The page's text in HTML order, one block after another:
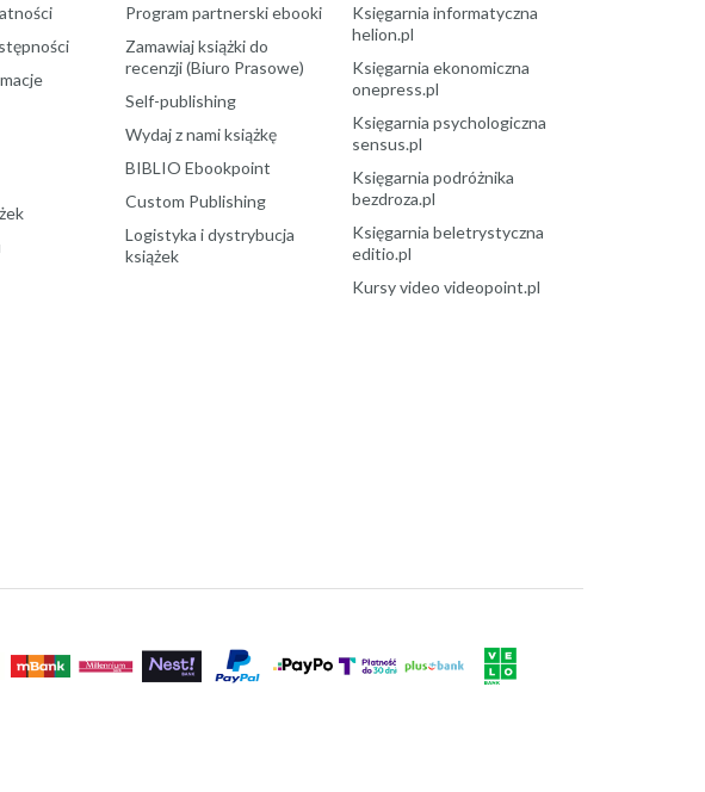
Program partnerski ebooki
Zamawiaj książki do
recenzji (Biuro Prasowe)
Self-publishing
Wydaj z nami książkę
BIBLIO Ebookpoint
Custom Publishing
Logistyka i dystrybucja
książek
Księgarnia informatyczna
helion.pl
Księgarnia ekonomiczna
onepress.pl
Księgarnia psychologiczna
sensus.pl
Księgarnia podróżnika
bezdroza.pl
Księgarnia beletrystyczna
editio.pl
Kursy video videopoint.pl